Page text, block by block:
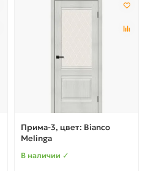
Прима-3, цвет: Bianco
Melinga
В наличии ✓